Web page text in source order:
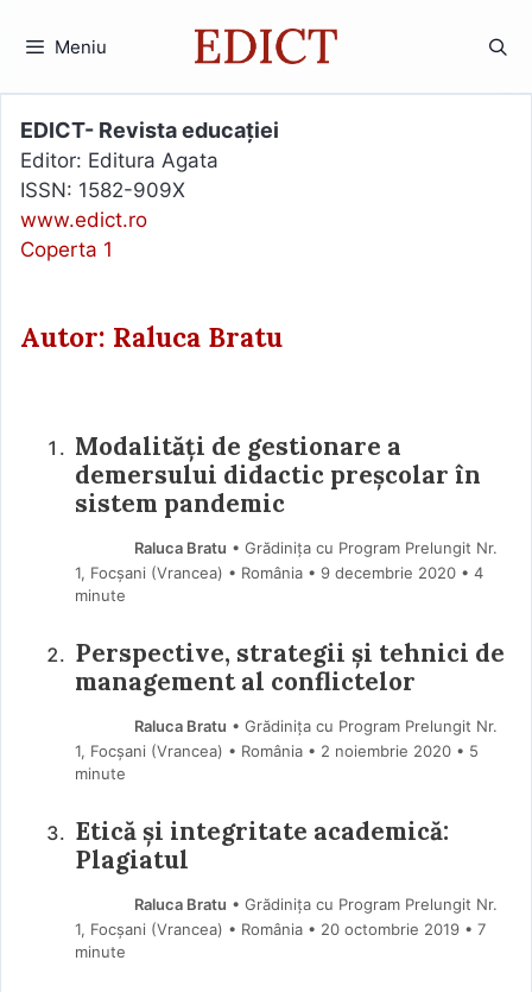
Meniu
EDICT- Revista educației
Editor: Editura Agata
ISSN: 1582-909X
www.edict.ro
Coperta 1
Autor: Raluca Bratu
Modalități de gestionare a
demersului didactic preșcolar în
sistem pandemic
Raluca Bratu • Grădinița cu Program Prelungit Nr.
1, Focșani (Vrancea) • România
9 decembrie 2020 • 4
minute
Perspective, strategii și tehnici de
management al conflictelor
Raluca Bratu • Grădinița cu Program Prelungit Nr.
1, Focșani (Vrancea) • România
2 noiembrie 2020 • 5
minute
Etică și integritate academică:
Plagiatul
Raluca Bratu • Grădinița cu Program Prelungit Nr.
1, Focșani (Vrancea) • România
20 octombrie 2019 • 7
minute